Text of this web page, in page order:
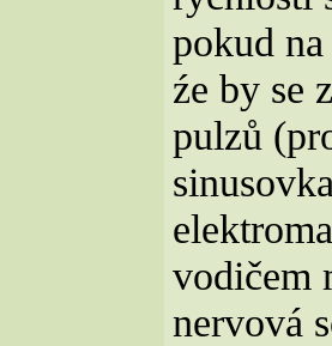
pokud
źe by se
pulzů
vodičem
nervová